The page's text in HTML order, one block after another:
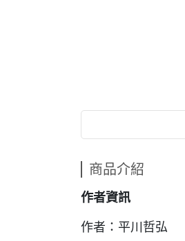
商品介紹
作者資訊
作者：平川哲弘